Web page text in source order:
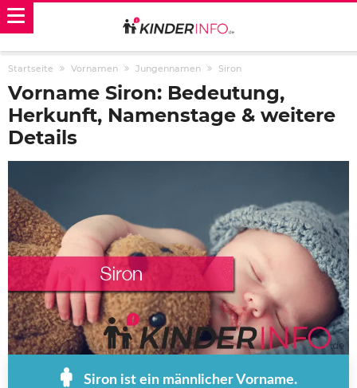
Startseite Vornamen Jungennamen Siron
Vorname Siron: Bedeutung,
Herkunft, Namenstage & weitere
Details
Siron ist ein männlicher Vorname.